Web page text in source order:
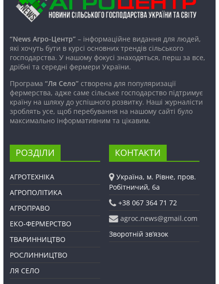
“News Агро-Центр”– інформаційне видання для людей,
які хочуть бути в курсі основних трендів сільського
господарства. У нашому фокусі знаходяться, перш за все,
дрібні та середні фермери України.
Програма “Ля Село”створена для популяризації
фермерства, адже саме сільське господарство підтримує
країну на шляху до успішного розвитку. Наші журналісти
зроблять усе, щоб перебування на нашому сайті було
максимально інформативним та цікавим.
РОЗДІЛИ
АГРОТЕХНІКА
АГРОПОЛІТИКА
АГРОПРАВО
ЕКО-ФЕРМЕРСТВО
ТВАРИННИЦТВО
РОСЛИННИЦТВО
ЛЯ СЕЛО
КОНТАКТИ
Україна, м. Рівне, пров.
Робітничий, 6а
+38 067 364 71 72
agroc.news@gmail.com
Зворотній зв’язок